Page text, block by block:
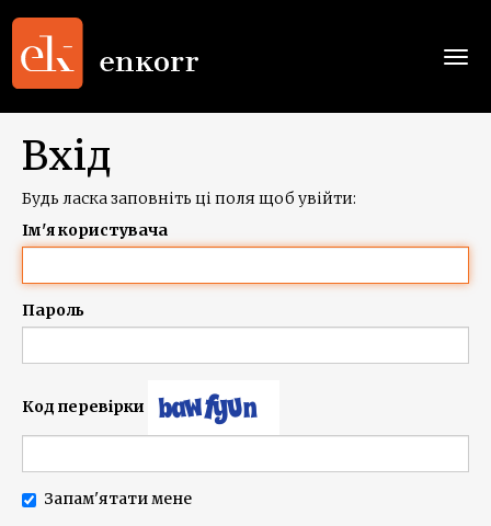
Вхід
Будь ласка заповніть ці поля щоб увійти:
Ім'я користувача
Пароль
Код перевірки
Запам'ятати мене